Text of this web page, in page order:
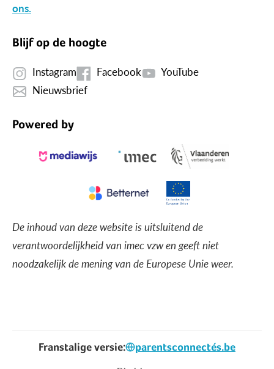
ons.
Blijf op de hoogte
Instagram Facebook
YouTube
Nieuwsbrief
Powered by
De inhoud van deze website is uitsluitend de
verantwoordelijkheid van imec vzw en geeft niet
noodzakelijk de mening van de Europese Unie weer.
Franstalige versie: parentsconnectés.be